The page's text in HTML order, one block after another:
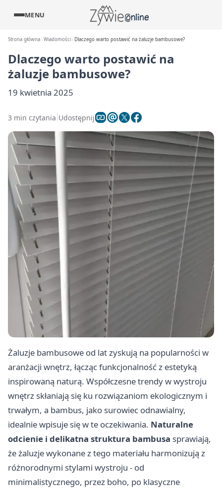
MENU
Strona główna Wiadomości Dlaczego warto postawić na żaluzje bambusowe?
Dlaczego warto postawić na
żaluzje bambusowe?
19 kwietnia 2025
3 min czytania Udostępnij
Żaluzje bambusowe od lat zyskują na popularności w
aranżacji wnętrz, łącząc funkcjonalność z estetyką
inspirowaną naturą. Współczesne trendy w wystroju
wnętrz skłaniają się ku rozwiązaniom ekologicznym i
trwałym, a bambus, jako surowiec odnawialny,
idealnie wpisuje się w te oczekiwania. Naturalne
odcienie i delikatna struktura bambusa sprawiają,
że żaluzje wykonane z tego materiału harmonizują z
różnorodnymi stylami wystroju - od
minimalistycznego, przez boho, po klasyczne